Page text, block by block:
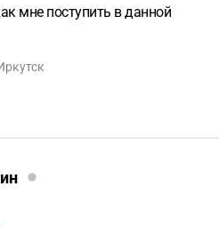
мне поступить в данной